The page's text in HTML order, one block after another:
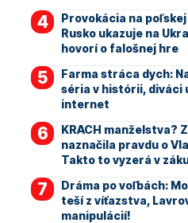
Provokácia na
Rusko ukazuje na
hovorí o falošnej hre
Farma stráca dych:
séria v histórii, diváci
internet
KRACH manželstva?
naznačila pravdu o
Takto to vyzerá v
Dráma po voľbách:
teší z víťazstva,
manipulácií!